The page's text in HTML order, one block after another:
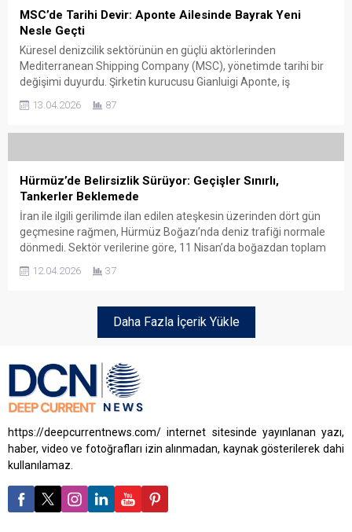
Sekreteri Robert Ashdown, raporda...
MSC’de Tarihi Devir: Aponte Ailesinde Bayrak Yeni
Nesle Geçti
Küresel denizcilik sektörünün en güçlü aktörlerinden
Mediterranean Shipping Company (MSC), yönetimde tarihi bir
değişimi duyurdu. Şirketin kurucusu Gianluigi Aponte, iş
85 yaşındaki Aponte, yaptığı açıklamada bu adımın yalnızca bir
vurguladı....
13.04.2026 87
Hürmüz’de Belirsizlik Sürüyor: Geçişler Sınırlı,
Tankerler Beklemede
İran ile ilgili gerilimde ilan edilen ateşkesin üzerinden dört gün
geçmesine rağmen, Hürmüz Boğazı’nda deniz trafiği normale
dönmedi. Sektör verilerine göre, 11 Nisan’da boğazdan toplam
yönünde hareket etti. Ancak geçişlerin sınırlı ve seçici şekilde
12.04.2026 37
Daha Fazla İçerik Yükle
https://deepcurrentnews.com/ internet sitesinde yayınlanan yazı,
haber, video ve fotoğrafları izin alınmadan, kaynak gösterilerek dahi
kullanılamaz.